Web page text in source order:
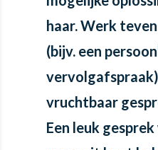
haar. Werk
(bijv. een
vruchtbaar
Een leuk